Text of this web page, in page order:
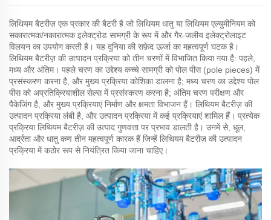
लिथियम बैटरीज़ एक प्रकार की बैटरी है जो लिथियम धातु या लिथियम एल्युमीनियम को
सकारात्मक/नकारात्मक इलेक्ट्रोड सामग्री के रूप में और गैर-जलीय इलेक्ट्रोलाइट
विलयन का उपयोग करती है। यह दुनिया की सफ़ेद ऊर्जा का महत्वपूर्ण घटक है।
लिथियम बैटरीज़ की उत्पादन प्रक्रिया को तीन चरणों में विभाजित किया गया है: पहले,
मध्य और अंतिम। पहले चरण का उद्देश्य कच्चे सामग्री को पोल पीस (pole pieces) में
प्रसंस्करण करना है, और मुख्य प्रक्रिया कोशिका डालना है; मध्य चरण का उद्देश्य पोल
पीस को अप्रतिक्रियाशील सेल्स में प्रसंस्करण करना है; अंतिम चरण परीक्षण और
पैकेजिंग है, और मुख्य प्रक्रियाएं निर्माण और क्षमता विभाजन हैं। लिथियम बैटरीज़ की
उत्पादन प्रक्रिया लंबी है, और उत्पादन प्रक्रिया में कई प्रक्रियाएं शामिल हैं। प्रत्येक
प्रक्रिया लिथियम बैटरीज़ की उत्पाद गुणवत्ता पर प्रभाव डालती है। उनमें से, धूल,
आर्द्रता और धातु कण तीन महत्वपूर्ण कारक हैं जिन्हें लिथियम बैटरीज़ की उत्पादन
प्रक्रिया में कठोर रूप से नियंत्रित किया जाना चाहिए।